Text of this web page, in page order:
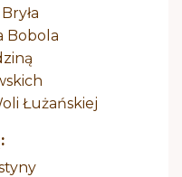
Bobola
Łużańskiej